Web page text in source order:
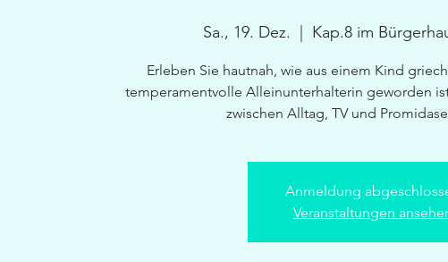
Sa., 19. Dez. Kap.8 im
Erleben Sie hautnah, wie aus einem Kind
temperamentvolle Alleinunterhalterin geworden
zwischen Alltag, TV und
Anmeldung
Veranstaltungen